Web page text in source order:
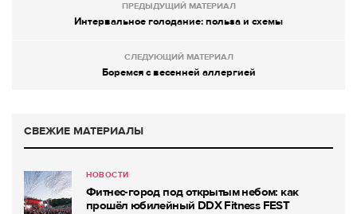
ПРЕДЫДУЩИЙ МАТЕРИАЛ
Интервальное голодание: польза и схемы
СЛЕДУЮЩИЙ МАТЕРИАЛ
Боремся с весенней аллергией
СВЕЖИЕ МАТЕРИАЛЫ
НОВОСТИ
Фитнес-город под открытым небом: как
прошёл юбилейный DDX Fitness FEST